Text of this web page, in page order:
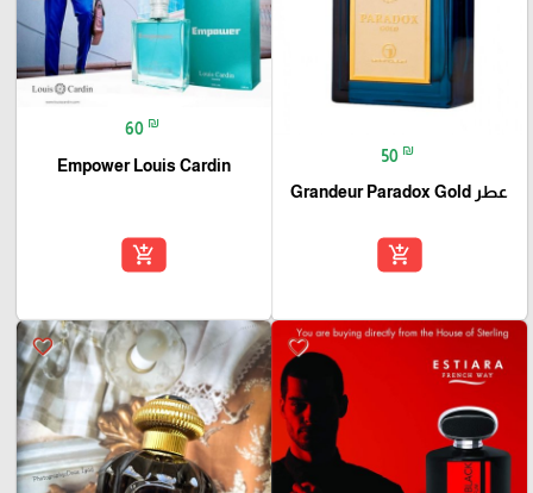
50 ₪
عطر Grandeur Paradox Gold
add_shopping_cart
60 ₪
Empower Louis Cardin
add_shopping_cart
favorite_border
favorite_border